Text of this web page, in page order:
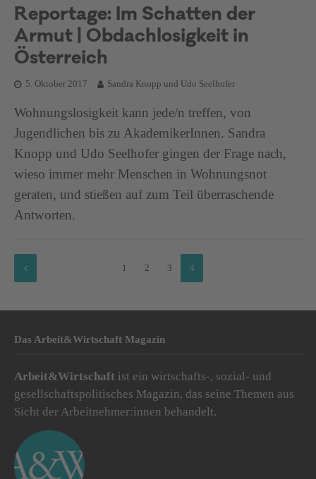
Reportage: Im Schatten der
Armut | Obdachlosigkeit in
Österreich
5. Oktober 2017 Sandra Knopp und Udo Seelhofer
Wohnungslosigkeit kann jede/n treffen, von
Jugendlichen bis zu AkademikerInnen. Sandra
Knopp und Udo Seelhofer gingen der Frage nach,
wieso immer mehr Menschen in Wohnungsnot
geraten, und stießen auf zum Teil überraschende
Antworten.
1 2 3 4
Das Arbeit&Wirtschaft Magazin
Arbeit&Wirtschaft ist ein wirtschafts-, sozial- und
gesellschaftspolitisches Magazin, das seine Themen aus
Sicht der Arbeitnehmer:innen behandelt.